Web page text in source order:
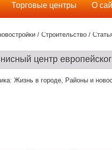
/ Строительство /
центр
Жизнь в городе, Районы и
Торговые центры О